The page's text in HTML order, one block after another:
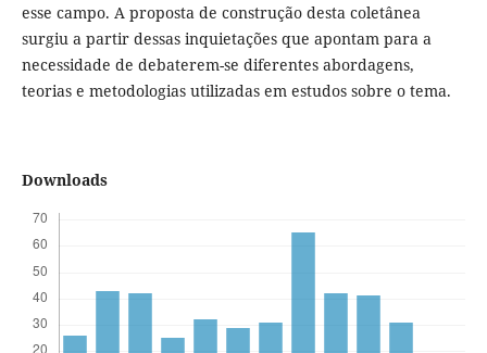
esse campo. A proposta de construção desta coletânea
surgiu a partir dessas inquietações que apontam para a
necessidade de debaterem-se diferentes abordagens,
teorias e metodologias utilizadas em estudos sobre o tema.
Downloads